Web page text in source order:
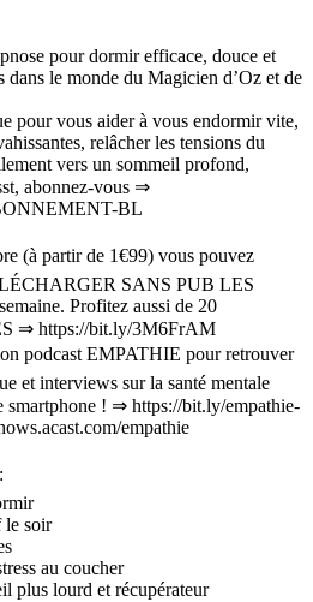
pour dormir efficace, douce et
dans le monde du Magicien d’Oz et de
pour vous aider à vous endormir vite,
relâcher les tensions du
vers un sommeil profond,
abonnez-vous ⇒
BL
(à partir de 1€99) vous pouvez
SANS PUB LES
Profitez aussi de 20
⇒ https://bit.ly/3M6FrAM
podcast EMPATHIE pour retrouver
et interviews sur la santé mentale
smartphone ! ⇒ https://bit.ly/empathie-
empathie
le soir
au coucher
plus lourd et récupérateur